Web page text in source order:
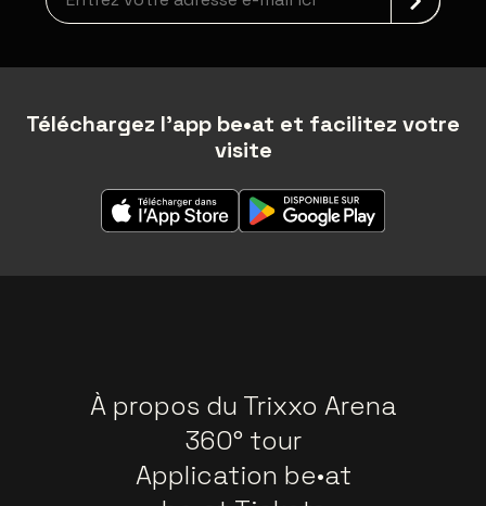
Téléchargez l'app be•at et facilitez votre
visite
À propos du Trixxo Arena
360° tour
Application be•at